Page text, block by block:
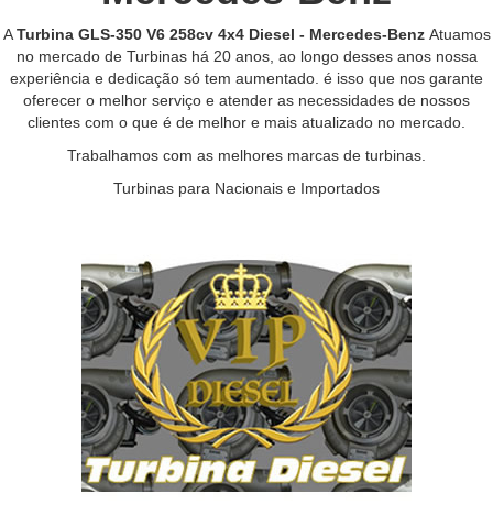
ATurbina GLS-350 V6 258cv 4x4 Diesel - Mercedes-Benz Atuamos
no mercado de Turbinas há 20 anos, ao longo desses anos nossa
experiência e dedicação só tem aumentado. é isso que nos garante
oferecer o melhor serviço e atender as necessidades de nossos
clientes com o que é de melhor e mais atualizado no mercado.
Trabalhamos com as melhores marcas de turbinas.
Turbinas para Nacionais e Importados